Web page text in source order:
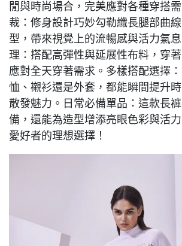
閒與時尚場合，完美應對各種穿搭
裁：修身設計巧妙勾勒纖長腿部曲
型，帶來視覺上的流暢感與活力氣
理：搭配高彈性與延展性布料，穿
應對全天穿著需求。多樣搭配選擇
恤、襯衫還是外套，都能瞬間提升
散發魅力。日常必備單品：這款長
備，還能為造型增添亮眼色彩與活
愛好者的理想選擇！